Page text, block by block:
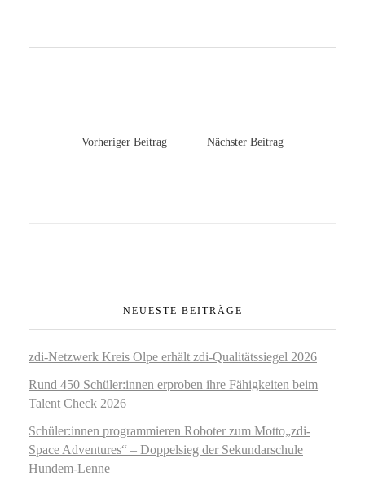
Vorheriger Beitrag Nächster Beitrag
NEUESTE BEITRÄGE
zdi‑Netzwerk Kreis Olpe erhält zdi‑Qualitätssiegel 2026
Rund 450 Schüler:innen erproben ihre Fähigkeiten beim
Talent Check 2026
Schüler:innen programmieren Roboter zum Motto„zdi-
Space Adventures“ – Doppelsieg der Sekundarschule
Hundem-Lenne